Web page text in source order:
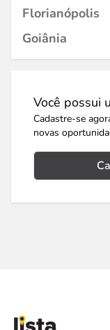
Florianópolis
Goiânia
Você possui
Cadastre-se
novas